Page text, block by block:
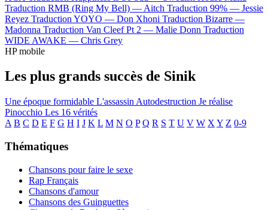
Traduction RMB (Ring My Bell) — Aitch Traduction 99% — Jessie
Reyez Traduction YOYO — Don Xhoni Traduction Bizarre —
Madonna Traduction Van Cleef Pt 2 — Malie Donn Traduction
WIDE AWAKE — Chris Grey
HP mobile
Les plus grands succès de Sinik
Une époque formidable L'assassin Autodestruction Je réalise
Pinocchio Les 16 vérités
A B C D E F G H I J K L M N O P Q R S T U V W X Y Z 0-9
Thématiques
Chansons pour faire le sexe
Rap Français
Chansons d'amour
Chansons des Guinguettes